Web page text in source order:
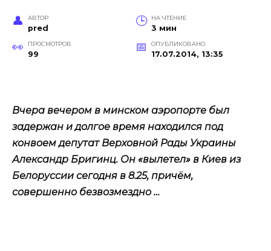
АВТОР
pred
НА ЧТЕНИЕ
3 мин
ПРОСМОТРОВ
99
ОПУБЛИКОВАНО
17.07.2014, 13:35
Вчера вечером в минском аэропорте был
задержан и долгое время находился под
конвоем депутат Верховной Рады Украины
Александр Бригинц. Он «вылетел» в Киев из
Белоруссии сегодня в 8.25, причём,
совершенно безвозмездно …